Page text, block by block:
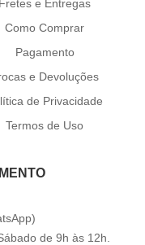
Fretes e Entregas
Como Comprar
Pagamento
e Devoluções
de Privacidade
Termos de Uso
de 9h às 12h.